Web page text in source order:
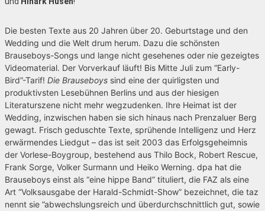
Die besten Texte aus 20 Jahren über 20. Geburtstage und den
Wedding und die Welt drum herum. Dazu die schönsten
Brauseboys-Songs und lange nicht gesehenes oder nie gezeigtes
Videomaterial. Der Vorverkauf läuft! Bis Mitte Juli zum “Early-
Bird”-Tarif! Die Brauseboys sind eine der quirligsten und
produktivsten Lesebühnen Berlins und aus der hiesigen
Literaturszene nicht mehr wegzudenken. Ihre Heimat ist der
Wedding, inzwischen haben sie sich hinaus nach Prenzaluer Berg
gewagt. Frisch geduschte Texte, sprühende Intelligenz und Herz
erwärmendes Liedgut – das ist seit 2003 das Erfolgsgeheimnis
der Vorlese-Boygroup, bestehend aus Thilo Bock, Robert Rescue,
Frank Sorge, Volker Surmann und Heiko Werning. dpa hat die
Brauseboys einst als “eine hippe Band” tituliert, die FAZ als eine
Art “Volksausgabe der Harald-Schmidt-Show” bezeichnet, die taz
nennt sie ”abwechslungsreich und überdurchschnittlich gut, sowie